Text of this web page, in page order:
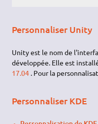
Personnaliser Unity
Unity est le nom de
développée. Elle est
17.04 . Pour la
Personnaliser KDE